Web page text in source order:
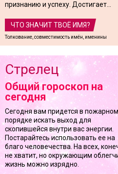
признанию и успеху. Достигает...
ЧТО ЗНАЧИТ ТВОЁ ИМЯ?
Толкование, совместимость имён, именины
Стрелец
Общий гороскоп на
сегодня
Сегодня вам придется в пожарном
порядке искать выход для
скопившейся внутри вас энергии.
Постарайтесь использовать ее на
благо человечества. На всех,
не хватит, но окружающим
жизнь можно изрядно.